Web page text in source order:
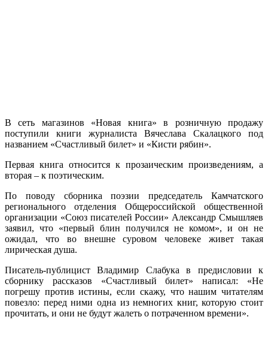
В сеть магазинов «Новая книга» в розничную продажу
поступили книги журналиста Вячеслава Скалацкого под
названием «Счастливый билет» и «Кисти рябин».
Первая книга относится к прозаическим произведениям, а
вторая – к поэтическим.
По поводу сборника поэзии председатель Камчатского
регионального отделения Общероссийской общественной
организации «Союз писателей России» Александр Смышляев
заявил, что «первый блин получился не комом», и он не
ожидал, что во внешне суровом человеке живет такая
лирическая душа.
Писатель-публицист Владимир Слабука в предисловии к
сборнику рассказов «Счастливый билет» написал: «Не
погрешу против истины, если скажу, что нашим читателям
повезло: перед ними одна из немногих книг, которую стоит
прочитать, и они не будут жалеть о потраченном времени».